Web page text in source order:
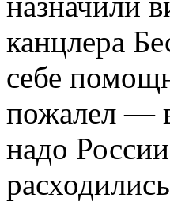
канцлера
себе
пожалел —
надо